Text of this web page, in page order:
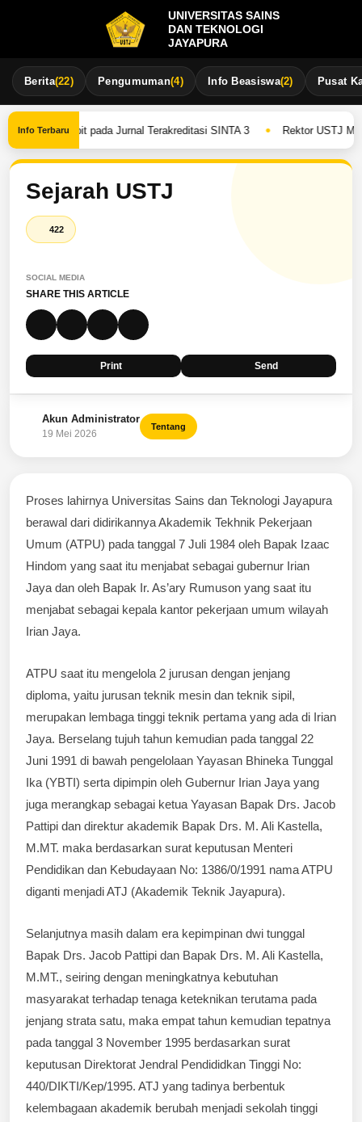
UNIVERSITAS SAINS
DAN TEKNOLOGI
JAYAPURA
Berita(22) Pengumuman(4) Info Beasiswa(2) Pusat
Info Terbaru
Terbit pada Jurnal Terakreditasi SINTA 3 • Rektor USTJ
Sejarah USTJ
422
SOCIAL MEDIA
SHARE THIS ARTICLE
Print Send
Akun Administrator
19 Mei 2026
Tentang
Proses lahirnya Universitas Sains dan Teknologi Jayapura
berawal dari didirikannya Akademik Tekhnik Pekerjaan
Umum (ATPU) pada tanggal 7 Juli 1984 oleh Bapak Izaac
Hindom yang saat itu menjabat sebagai gubernur Irian
Jaya dan oleh Bapak Ir. As’ary Rumuson yang saat itu
menjabat sebagai kepala kantor pekerjaan umum wilayah
Irian Jaya.
ATPU saat itu mengelola 2 jurusan dengan jenjang
diploma, yaitu jurusan teknik mesin dan teknik sipil,
merupakan lembaga tinggi teknik pertama yang ada di Irian
Jaya. Berselang tujuh tahun kemudian pada tanggal 22
Juni 1991 di bawah pengelolaan Yayasan Bhineka Tunggal
Ika (YBTI) serta dipimpin oleh Gubernur Irian Jaya yang
juga merangkap sebagai ketua Yayasan Bapak Drs. Jacob
Pattipi dan direktur akademik Bapak Drs. M. Ali Kastella,
M.MT. maka berdasarkan surat keputusan Menteri
Pendidikan dan Kebudayaan No: 1386/0/1991 nama ATPU
diganti menjadi ATJ (Akademik Teknik Jayapura).
Selanjutnya masih dalam era kepimpinan dwi tunggal
Bapak Drs. Jacob Pattipi dan Bapak Drs. M. Ali Kastella,
M.MT., seiring dengan meningkatnya kebutuhan
masyarakat terhadap tenaga keteknikan terutama pada
jenjang strata satu, maka empat tahun kemudian tepatnya
pada tanggal 3 November 1995 berdasarkan surat
keputusan Direktorat Jendral Pendididkan Tinggi No:
440/DIKTI/Kep/1995. ATJ yang tadinya berbentuk
kelembagaan akademik berubah menjadi sekolah tinggi